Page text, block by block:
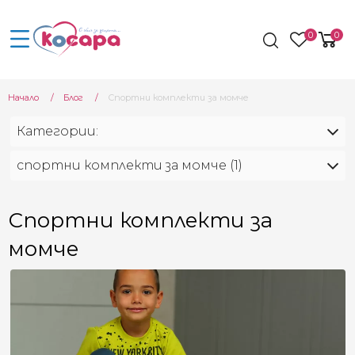
0 0
Начало Блог Current:
Спортни комплекти за момче
Спортни комплекти за
момче
Категории:
спортни комплекти за момче (1)